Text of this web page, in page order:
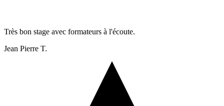
Très bon stage avec formateurs à l'écoute.
Jean Pierre T.